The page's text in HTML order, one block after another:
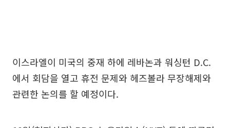
이스라엘이 미국의 중재 하에 레바논과 워싱턴 D.C.
에서 회담을 열고 휴전 문제와 헤즈볼라 무장해제와
관련한 논의를 할 예정이다.